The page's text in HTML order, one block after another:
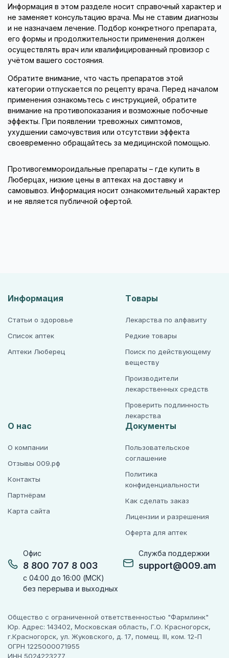
Информация в этом разделе носит справочный характер и
не заменяет консультацию врача. Мы не ставим диагнозы
и не назначаем лечение. Подбор конкретного препарата,
его формы и продолжительности применения должен
осуществлять врач или квалифицированный провизор с
учётом вашего состояния.
Обратите внимание, что часть препаратов этой
категории отпускается по рецепту врача. Перед началом
применения ознакомьтесь с инструкцией, обратите
внимание на противопоказания и возможные побочные
эффекты. При появлении тревожных симптомов,
ухудшении самочувствия или отсутствии эффекта
своевременно обращайтесь за медицинской помощью.
Противогеммороидальные препараты – где купить в
Люберцах, низкие цены в аптеках на доставку и
самовывоз. Информация носит ознакомительный характер
и не является публичной офертой.
Офис
8 800 707 8 003
с 04:00 до 16:00 (МСК)
без перерыва и выходных
Служба поддержки
support@009.am
Информация
Статьи о здоровье
Список аптек
Аптеки Люберец
Товары
Лекарства по алфавиту
Редкие товары
Поиск по действующему
веществу
Производители
лекарственных средств
Проверить подлинность
лекарства
О нас
О компании
Отзывы 009.рф
Контакты
Партнёрам
Карта сайта
Документы
Пользовательское
соглашение
Политика
конфиденциальности
Как сделать заказ
Лицензии и разрешения
Оферта для аптек
Общество с ограниченной ответственностью "Фармлинк"
Юр. Адрес: 143402, Московская область, Г.О. Красногорск,
г.Красногорск, ул. Жуковского, д. 17, помещ. III, ком. 12-П
ОГРН 1225000071955
ИНН 5024223277